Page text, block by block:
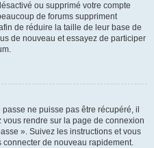
ou supprimé votre compte
de forums suppriment
de réduire la taille de leur base de
de nouveau et essayez de participer
ne puisse pas être récupéré, il
rendre sur la page de connexion
». Suivez les instructions et vous
de nouveau rapidement.